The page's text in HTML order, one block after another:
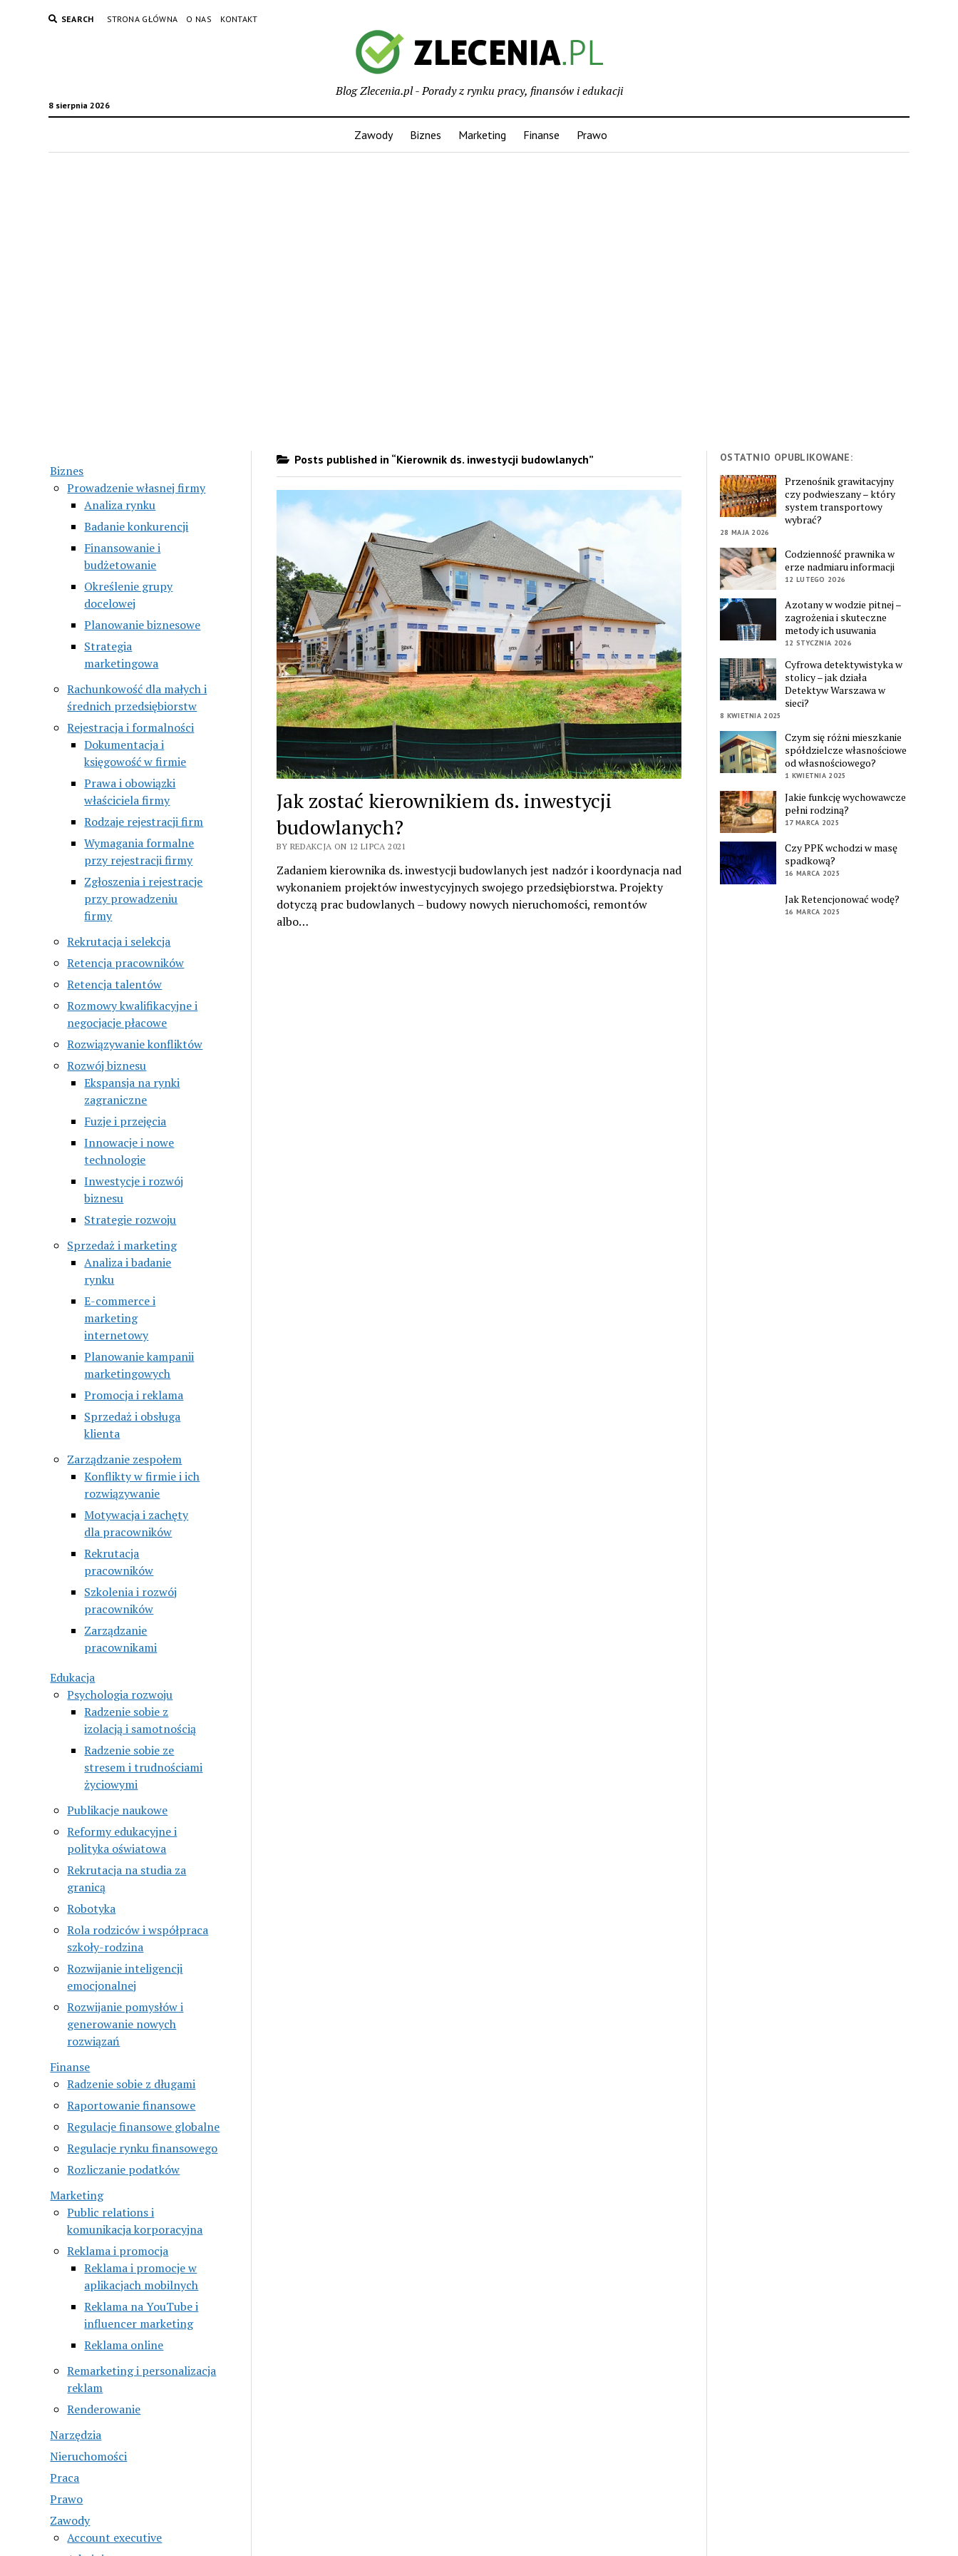
SEARCH STRONA GŁÓWNA O NAS KONTAKT
8 sierpnia 2026
Blog Zlecenia.pl - Porady z rynku pracy, finansów i edukacji
Zawody Biznes Marketing Finanse Prawo
Biznes
Prowadzenie własnej firmy
Analiza rynku
Badanie konkurencji
Finansowanie i
budżetowanie
Określenie grupy
docelowej
Planowanie biznesowe
Strategia
marketingowa
Rachunkowość dla małych i
średnich przedsiębiorstw
Rejestracja i formalności
Dokumentacja i
księgowość w firmie
Prawa i obowiązki
właściciela firmy
Rodzaje rejestracji firm
Wymagania formalne
przy rejestracji firmy
Zgłoszenia i rejestracje
przy prowadzeniu
firmy
Rekrutacja i selekcja
Retencja pracowników
Retencja talentów
Rozmowy kwalifikacyjne i
negocjacje płacowe
Rozwiązywanie konfliktów
Rozwój biznesu
Ekspansja na rynki
zagraniczne
Fuzje i przejęcia
Innowacje i nowe
technologie
Inwestycje i rozwój
biznesu
Strategie rozwoju
Sprzedaż i marketing
Analiza i badanie
rynku
E-commerce i
marketing
internetowy
Planowanie kampanii
marketingowych
Promocja i reklama
Sprzedaż i obsługa
klienta
Zarządzanie zespołem
Konflikty w firmie i ich
rozwiązywanie
Motywacja i zachęty
dla pracowników
Rekrutacja
pracowników
Szkolenia i rozwój
pracowników
Zarządzanie
pracownikami
Edukacja
Psychologia rozwoju
Radzenie sobie z
izolacją i samotnością
Radzenie sobie ze
stresem i trudnościami
życiowymi
Publikacje naukowe
Reformy edukacyjne i
polityka oświatowa
Rekrutacja na studia za
granicą
Robotyka
Rola rodziców i współpraca
szkoły-rodzina
Rozwijanie inteligencji
emocjonalnej
Rozwijanie pomysłów i
generowanie nowych
rozwiązań
Finanse
Radzenie sobie z długami
Raportowanie finansowe
Regulacje finansowe globalne
Regulacje rynku finansowego
Rozliczanie podatków
Marketing
Public relations i
komunikacja korporacyjna
Reklama i promocja
Reklama i promocje w
aplikacjach mobilnych
Reklama na YouTube i
influencer marketing
Reklama online
Remarketing i personalizacja
reklam
Renderowanie
Narzędzia
Nieruchomości
Praca
Prawo
Zawody
Account executive
Posts published in “Kierownik ds. inwestycji budowlanych”
Jak zostać kierownikiem ds. inwestycji
budowlanych?
BY REDAKCJA ON 12 LIPCA 2021
Zadaniem kierownika ds. inwestycji budowlanych jest nadzór i koordynacja nad
wykonaniem projektów inwestycyjnych swojego przedsiębiorstwa. Projekty
dotyczą prac budowlanych – budowy nowych nieruchomości, remontów
albo…
OSTATNIO OPUBLIKOWANE:
Przenośnik grawitacyjny
czy podwieszany – który
system transportowy
wybrać?
28 MAJA 2026
Codzienność prawnika w
erze nadmiaru informacji
12 LUTEGO 2026
Azotany w wodzie pitnej –
zagrożenia i skuteczne
metody ich usuwania
12 STYCZNIA 2026
Cyfrowa detektywistyka w
stolicy – jak działa
Detektyw Warszawa w
sieci?
8 KWIETNIA 2025
Czym się różni mieszkanie
spółdzielcze własnościowe
od własnościowego?
1 KWIETNIA 2025
Jakie funkcję wychowawcze
pełni rodziną?
17 MARCA 2025
Czy PPK wchodzi w masę
spadkową?
16 MARCA 2025
Jak Retencjonować wodę?
16 MARCA 2025